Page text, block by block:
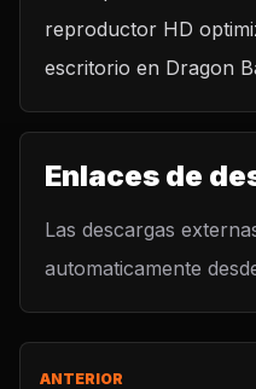
reproductor HD
escritorio en Dragon
Enlaces de
Las descargas
automaticamente
ANTERIOR